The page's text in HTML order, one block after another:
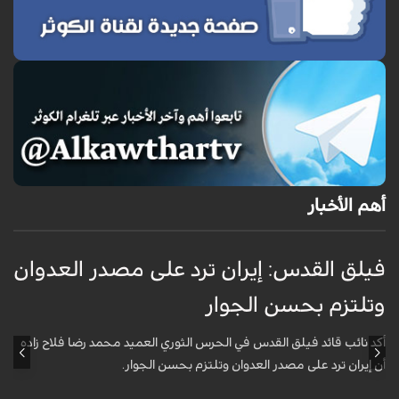
أهم الأخبار
فيلق القدس: إيران ترد على مصدر العدوان
وتلتزم بحسن الجوار
أكد نائب قائد فيلق القدس في الحرس الثوري العميد محمد رضا فلاح زاده
أن إيران ترد على مصدر العدوان وتلتزم بحسن الجوار.